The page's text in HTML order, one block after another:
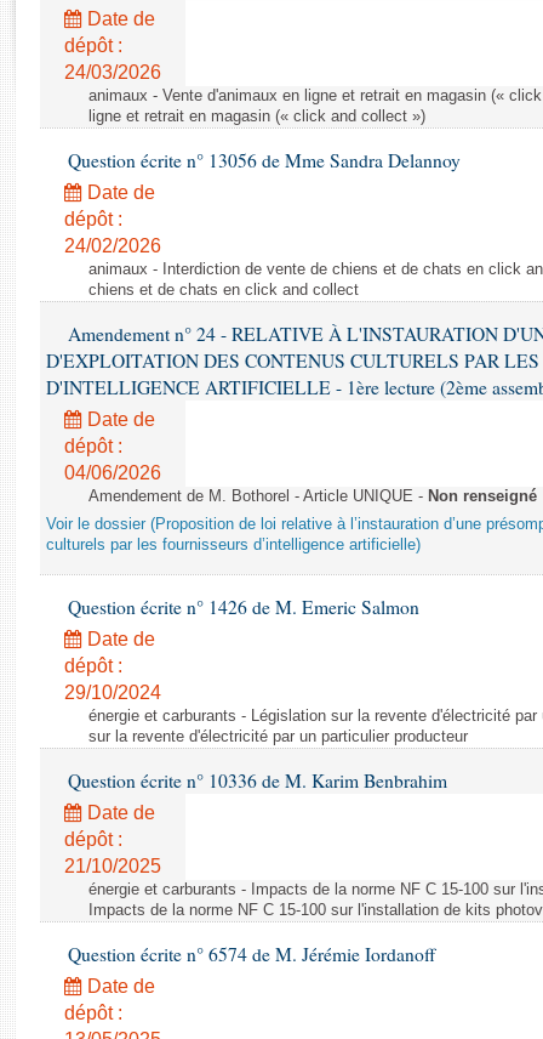
Rapports législatifs
Rapports sur l'application des lois
Baromètre de l’application des lois
Dossiers législatifs
Budget et sécurité sociale
Questions écrites et orales
Comptes rendus des débats
Date de
dépôt :
24/03/2026
animaux - Vente d'animaux en ligne et retrait en magasin («
ligne et retrait en magasin (« click and collect »)
Question écrite n° 13056 de Mme Sandra Delannoy
Date de
dépôt :
24/02/2026
animaux - Interdiction de vente de chiens et de chats en click
chiens et de chats en click and collect
Amendement n° 24 - RELATIVE À L'INSTAURATION
D'EXPLOITATION DES CONTENUS CULTURELS PAR LES
D'INTELLIGENCE ARTIFICIELLE - 1ère lecture (2ème
Date de
dépôt :
04/06/2026
Amendement de M. Bothorel - Article UNIQUE - Non renseigné
Voir le dossier (Proposition de loi relative à l’instauration d’une
culturels par les fournisseurs d’intelligence artificielle)
Question écrite n° 1426 de M. Emeric Salmon
Date de
dépôt :
29/10/2024
énergie et carburants - Législation sur la revente d'électricité
sur la revente d'électricité par un particulier producteur
Question écrite n° 10336 de M. Karim Benbrahim
Date de
dépôt :
21/10/2025
énergie et carburants - Impacts de la norme NF C 15-100 sur
Impacts de la norme NF C 15-100 sur l'installation de kits
Question écrite n° 6574 de M. Jérémie Iordanoff
Date de
dépôt :